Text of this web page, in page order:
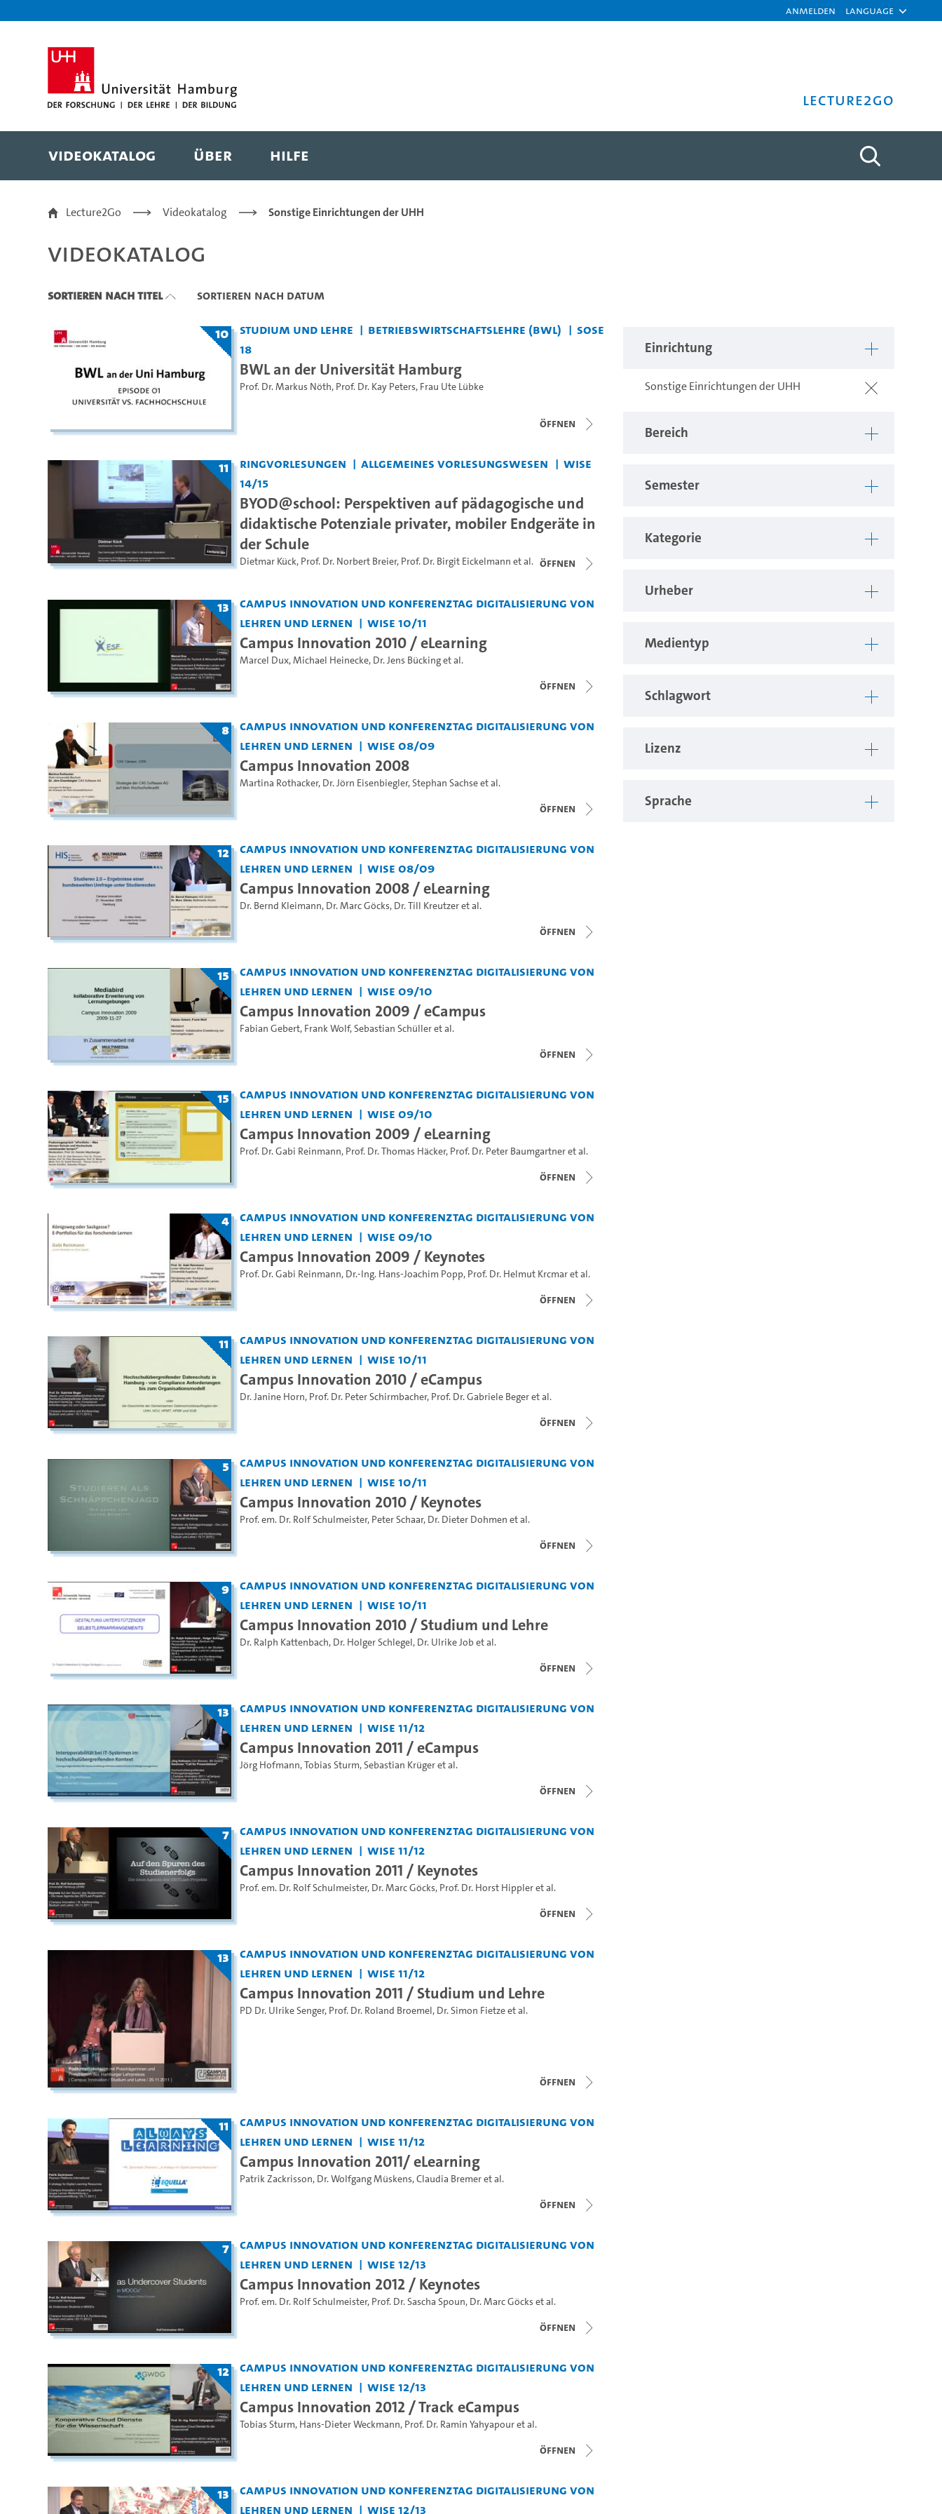
Anmelden Language
Lecture2Go
Videokatalog Über Hilfe
Videokatalog
Lecture2Go Videokatalog Sonstige Einrichtungen der UHH
Videokatalog
Sortieren nach Titel Sortieren nach Datum
Einrichtung
Sonstige Einrichtungen der UHH
Bereich
Semester
Kategorie
Urheber
Medientyp
Schlagwort
Lizenz
Sprache
10 Studium und Lehre Betriebswirtschaftslehre (BWL)
SoSe
18
BWL an der Universität Hamburg
Prof. Dr. Markus Nöth, Prof. Dr. Kay Peters, Frau Ute Lübke
Öffnen
11 Ringvorlesungen Allgemeines Vorlesungswesen
WiSe
14/15
BYOD@school: Perspektiven auf pädagogische und
didaktische Potenziale privater, mobiler Endgeräte in
der Schule
Dietmar Kück, Prof. Dr. Norbert Breier, Prof. Dr. Birgit Eickelmann et al. Öffnen
13
Campus Innovation und Konferenztag Digitalisierung von
Lehren und Lernen
WiSe 10/11
Campus Innovation 2010 / eLearning
Marcel Dux,Michael Heinecke, Dr. Jens Bückinget al.
Öffnen
8
Campus Innovation und Konferenztag Digitalisierung von
Lehren und Lernen
WiSe 08/09
Campus Innovation 2008
Martina Rothacker, Dr. Jörn Eisenbiegler,Stephan Sachseet al.
Öffnen
12
Campus Innovation und Konferenztag Digitalisierung von
Lehren und Lernen
WiSe 08/09
Campus Innovation 2008 / eLearning
Dr. Bernd Kleimann, Dr. Marc Göcks, Dr. Till Kreutzeret al.
Öffnen
15
Campus Innovation und Konferenztag Digitalisierung von
Lehren und Lernen
WiSe 09/10
Campus Innovation 2009 / eCampus
Fabian Gebert, Frank Wolf,Sebastian Schülleret al.
Öffnen
15
Campus Innovation und Konferenztag Digitalisierung von
Lehren und Lernen
WiSe 09/10
Campus Innovation 2009 / eLearning
Prof. Dr. Gabi Reinmann, Prof. Dr. Thomas Häcker, Prof. Dr. Peter Baumgartneret al.
Öffnen
4
Campus Innovation und Konferenztag Digitalisierung von
Lehren und Lernen
WiSe 09/10
Campus Innovation 2009 / Keynotes
Prof. Dr. Gabi Reinmann, Dr.-Ing. Hans-Joachim Popp, Prof. Dr. Helmut Krcmaret al.
Öffnen
11
Campus Innovation und Konferenztag Digitalisierung von
Lehren und Lernen
WiSe 10/11
Campus Innovation 2010 / eCampus
Dr. Janine Horn, Prof. Dr. Peter Schirmbacher, Prof. Dr. Gabriele Begeret al.
Öffnen
5
Campus Innovation und Konferenztag Digitalisierung von
Lehren und Lernen
WiSe 10/11
Campus Innovation 2010 / Keynotes
Prof. em. Dr. Rolf Schulmeister, Peter Schaar, Dr. Dieter Dohmen et al.
Öffnen
9
Campus Innovation und Konferenztag Digitalisierung von
Lehren und Lernen
WiSe 10/11
Campus Innovation 2010 / Studium und Lehre
Dr. Ralph Kattenbach, Dr. Holger Schlegel, Dr. Ulrike Jobet al.
Öffnen
13
Campus Innovation und Konferenztag Digitalisierung von
Lehren und Lernen
WiSe 11/12
Campus Innovation 2011 / eCampus
Jörg Hofmann,Tobias Sturm,Sebastian Krügeret al.
Öffnen
7
Campus Innovation und Konferenztag Digitalisierung von
Lehren und Lernen
WiSe 11/12
Campus Innovation 2011 / Keynotes
Prof. em. Dr. Rolf Schulmeister, Dr. Marc Göcks, Prof. Dr. Horst Hippleret al.
Öffnen
13
Campus Innovation und Konferenztag Digitalisierung von
Lehren und Lernen
WiSe 11/12
Campus Innovation 2011 / Studium und Lehre
PD Dr. Ulrike Senger, Prof. Dr. Roland Broemel, Dr. Simon Fietzeet al.
Öffnen
11
Campus Innovation und Konferenztag Digitalisierung von
Lehren und Lernen
WiSe 11/12
Campus Innovation 2011/ eLearning
Patrik Zackrisson, Dr. Wolfgang Müskens,Claudia Bremeret al.
Öffnen
7
Campus Innovation und Konferenztag Digitalisierung von
Lehren und Lernen
WiSe 12/13
Campus Innovation 2012 / Keynotes
Prof. em. Dr. Rolf Schulmeister, Prof. Dr. Sascha Spoun, Dr. Marc Göckset al.
Öffnen
12
Campus Innovation und Konferenztag Digitalisierung von
Lehren und Lernen
WiSe 12/13
Campus Innovation 2012 / Track eCampus
Tobias Sturm, Hans-Dieter Weckmann, Prof. Dr. Ramin Yahyapouret al.
Öffnen
13
Campus Innovation und Konferenztag Digitalisierung von
Lehren und Lernen
WiSe 12/13